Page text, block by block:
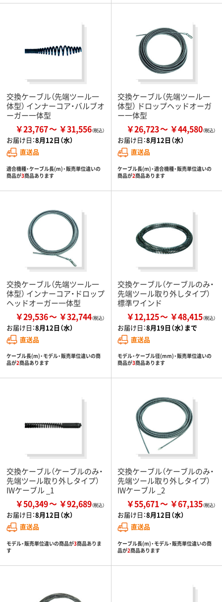
交換ケーブル（先端ツール一
体型） インナーコア・バルブオ
ーガー一体型
￥23,767 ￥31,556
お届け日：8月12日（水）
直送品
適合機種・ケーブル長(m)・販売単位違いの
商品が3商品あります
交換ケーブル（先端ツール一
体型） ドロップヘッドオーガ
ー一体型
￥26,723 ￥44,580
お届け日：8月12日（水）
直送品
ケーブル長(m)・適合機種・販売単位違いの
商品が2商品あります
交換ケーブル（先端ツール一
体型） インナーコア・ドロップ
ヘッドオーガー一体型
￥29,536 ￥32,744
お届け日：8月12日（水）
直送品
ケーブル長(m)・モデル・販売単位違いの商
品が2商品あります
交換ケーブル（ケーブルのみ・
先端ツール取り外しタイプ）
標準ワインド
￥12,125 ￥48,415
お届け日：8月19日（水）まで
直送品
モデル・ケーブル径(mm)・販売単位違いの
商品が3商品あります
交換ケーブル（ケーブルのみ・
先端ツール取り外しタイプ）
IWケーブル _1
￥50,349 ￥92,689
お届け日：8月12日（水）
直送品
モデル・販売単位違いの商品が3商品ありま
す
交換ケーブル（ケーブルのみ・
先端ツール取り外しタイプ）
IWケーブル _2
￥55,671 ￥67,135
お届け日：8月12日（水）
直送品
ケーブル長(m)・モデル・販売単位違いの商
品が2商品あります